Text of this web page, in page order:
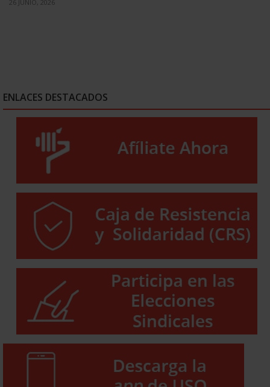
26 JUNIO, 2026
ENLACES DESTACADOS